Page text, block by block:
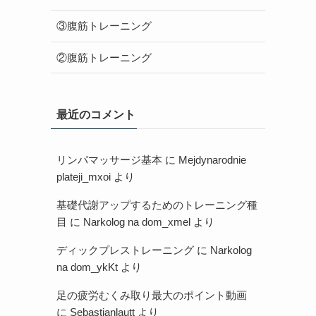
③腹筋トレーニング
②腹筋トレーニング
最近のコメント
リンパマッサージ基本 に Mejdynarodnie
plateji_mxoi より
基礎代謝アップするためのトレーニング種
目 に Narkolog na dom_xmel より
ディックプレストレーニング に Narkolog
na dom_ykKt より
足の疲労むくみ取り最大のポイント動画
に Sebastianlautt より